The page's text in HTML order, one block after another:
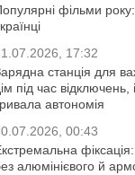
фільми
17:32
станція для
під час відключень,
автономія
00:43
алюмінієвого й